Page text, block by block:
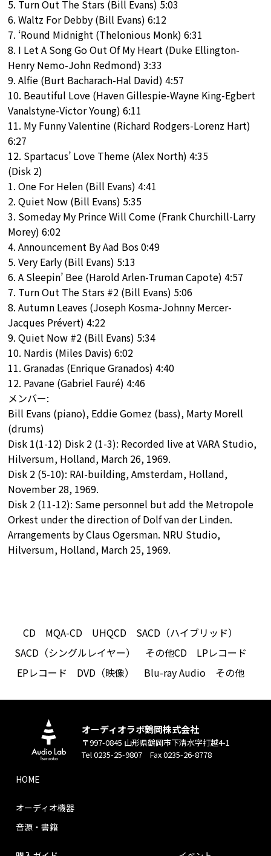
5. Turn Out The Stars (Bill Evans) 5:03
6. Waltz For Debby (Bill Evans) 6:12
7. ‘Round Midnight (Thelonious Monk) 6:31
8. I Let A Song Go Out Of My Heart (Duke Ellington-
Henry Nemo-John Redmond) 3:33
9. Alfie (Burt Bacharach-Hal David) 4:57
10. Beautiful Love (Haven Gillespie-Wayne King-Egbert
Vanalstyne-Victor Young) 6:11
11. My Funny Valentine (Richard Rodgers-Lorenz Hart)
6:27
12. Spartacus’ Love Theme (Alex North) 4:35
(Disk 2)
1. One For Helen (Bill Evans) 4:41
2. Quiet Now (Bill Evans) 5:35
3. Someday My Prince Will Come (Frank Churchill-Larry
Morey) 6:02
4. Announcement By Aad Bos 0:49
5. Very Early (Bill Evans) 5:13
6. A Sleepin’ Bee (Harold Arlen-Truman Capote) 4:57
7. Turn Out The Stars #2 (Bill Evans) 5:06
8. Autumn Leaves (Joseph Kosma-Johnny Mercer-
Jacques Prévert) 4:22
9. Quiet Now #2 (Bill Evans) 5:34
10. Nardis (Miles Davis) 6:02
11. Granadas (Enrique Granados) 4:40
12. Pavane (Gabriel Fauré) 4:46
メンバー:
Bill Evans (piano), Eddie Gomez (bass), Marty Morell
(drums)
Disk 1(1-12) Disk 2 (1-3): Recorded live at VARA Studio,
Hilversum, Holland, March 26, 1969.
Disk 2 (5-10): RAI-building, Amsterdam, Holland,
November 28, 1969.
Disk 2 (11-12): Same personnel but add the Metropole
Orkest under the direction of Dolf van der Linden.
Arrangements by Claus Ogersman. NRU Studio,
Hilversum, Holland, March 25, 1969.
CD MQA-CD UHQCD
SACD（ハイブリッド）
SACD（シングルレイヤー）
その他CD
LPレコード
EPレコード
DVD（映像） Blu-ray Audio その他
オーディオラボ鶴岡株式会社
〒997-0845 山形県鶴岡市下清水字打越4-1
Tel 0235-25-9807 Fax 0235-26-8778
HOME
オーディオ機器
音源・書籍